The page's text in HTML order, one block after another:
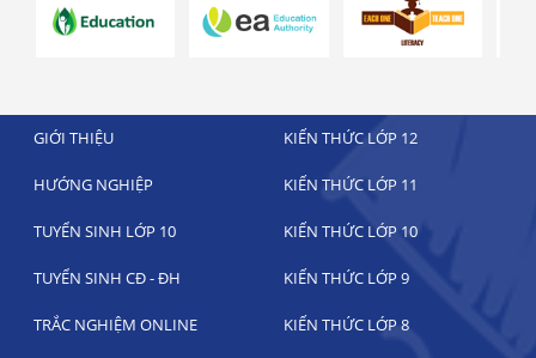
GIỚI THIỆU KIẾN THỨC LỚP 12
HƯỚNG NGHIỆP KIẾN THỨC LỚP 11
TUYỂN SINH LỚP 10 KIẾN THỨC LỚP 10
TUYỂN SINH CĐ - ĐH KIẾN THỨC LỚP 9
TRẮC NGHIỆM ONLINE KIẾN THỨC LỚP 8